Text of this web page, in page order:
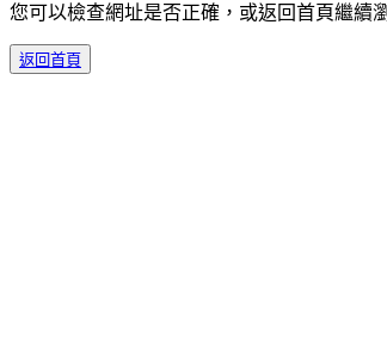
您可以檢查網址是否正確，或返回首頁繼續
返回首頁